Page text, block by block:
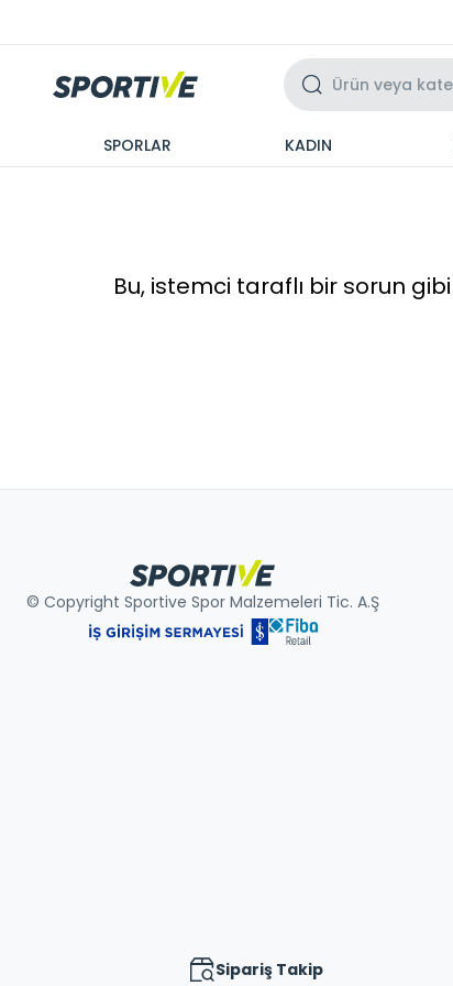
SPORLAR KADIN
Bu, istemci taraflı bir sorun
© Copyright Sportive Spor Malzemeleri Tic. A.Ş
Sipariş Takip